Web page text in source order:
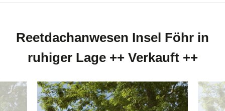
Reetdachanwesen Insel Föhr in
ruhiger Lage ++ Verkauft ++